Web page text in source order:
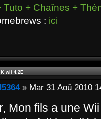
Tuto + Chaînes +
: ici
wii 4.2E
» Mar 31 Aoû 2010
Mon fils a une